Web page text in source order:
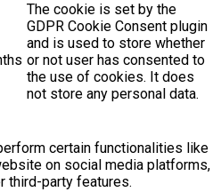
The cookie is set by the
GDPR Cookie Consent plugin
and is used to store whether
or not user has consented to
the use of cookies. It does
not store any personal data.
certain functionalities like
on social media platforms,
third-party features.